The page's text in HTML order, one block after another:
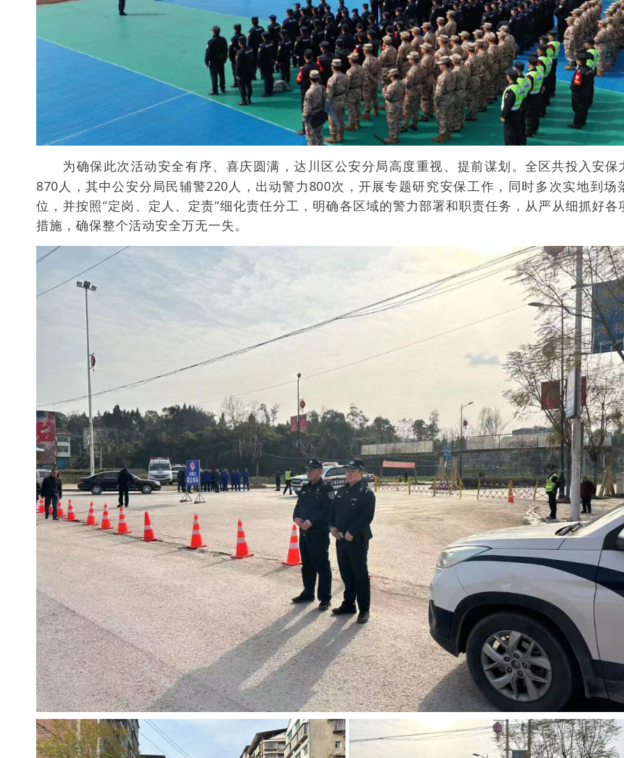
为确保此次活动安全有序、喜庆圆满，达川区公安分局高度重视、提前谋划。全区共投入安保
870人，其中公安分局民辅警220人，出动警力800次，开展专题研究安保工作，同时多次实地到场
位，并按照“定岗、定人、定责”细化责任分工，明确各区域的警力部署和职责任务，从严从细抓好各
措施，确保整个活动安全万无一失。